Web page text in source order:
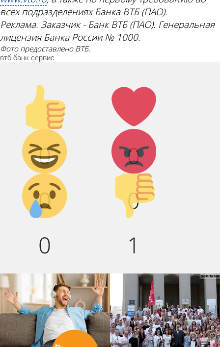
всех подразделениях Банка ВТБ (ПАО).
Реклама. Заказчик - Банк ВТБ (ПАО). Генеральная
лицензия Банка России № 1000.
Фото предоставлено ВТБ.
втб банк сервис
Палец
вверх!
0
Лайк!
0
Дикий
смех!
0
Агрессия!
0
Грусть :(
0
Палец
вниз!
1